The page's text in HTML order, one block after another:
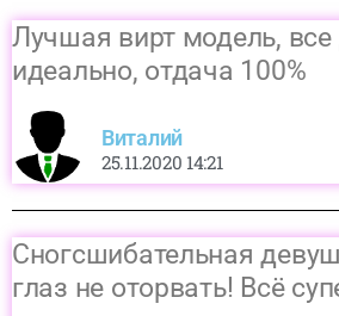
Лучшая вирт модель, все
идеально, отдача 100%
Виталий
25.11.2020 14:21
Сногсшибательная
глаз не оторвать! Всё